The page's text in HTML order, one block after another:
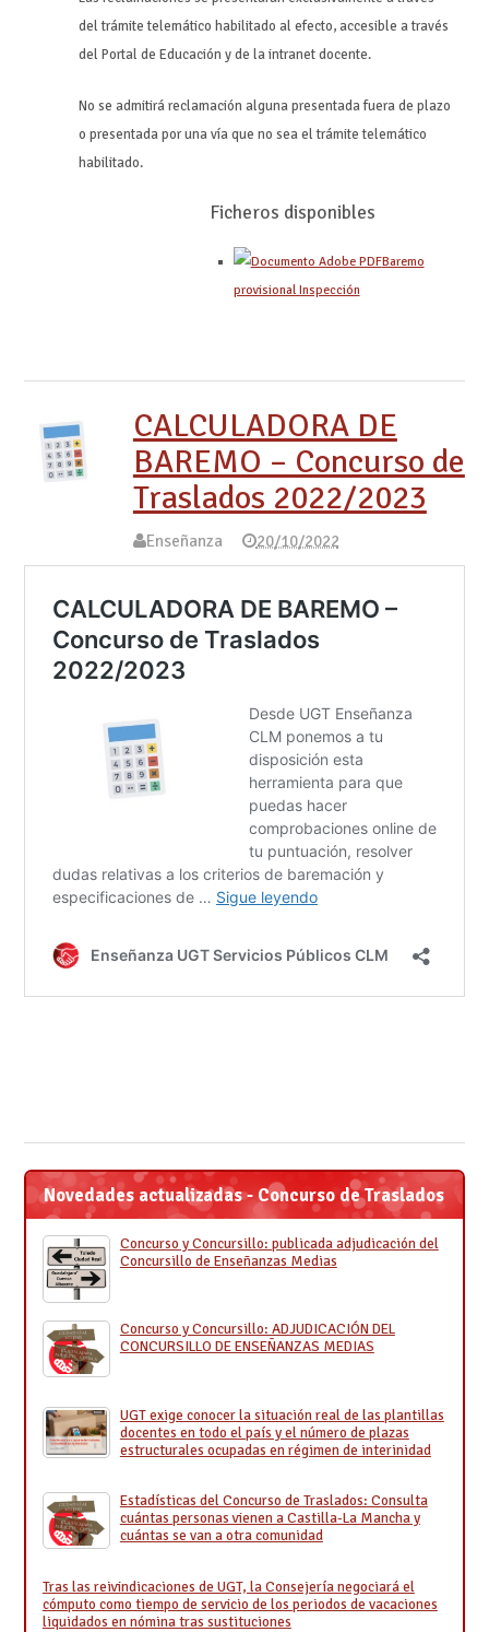
del trámite telemático habilitado al efecto, accesible a través
del Portal de Educación y de la intranet docente.
No se admitirá reclamación alguna presentada fuera de plazo
o presentada por una vía que no sea el trámite telemático
habilitado.
Ficheros disponibles
Baremo
provisional Inspección
CALCULADORA DE
BAREMO – Concurso de
Traslados 2022/2023
Enseñanza 20/10/2022
Novedades actualizadas - Concurso de Traslados
Concurso y Concursillo: publicada adjudicación del
Concursillo de Enseñanzas Medias
Concurso y Concursillo: ADJUDICACIÓN DEL
CONCURSILLO DE ENSEÑANZAS MEDIAS
UGT exige conocer la situación real de las plantillas
docentes en todo el país y el número de plazas
estructurales ocupadas en régimen de interinidad
Estadísticas del Concurso de Traslados: Consulta
cuántas personas vienen a Castilla-La Mancha y
cuántas se van a otra comunidad
Tras las reivindicaciones de UGT, la Consejería negociará el
cómputo como tiempo de servicio de los periodos de vacaciones
liquidados en nómina tras sustituciones